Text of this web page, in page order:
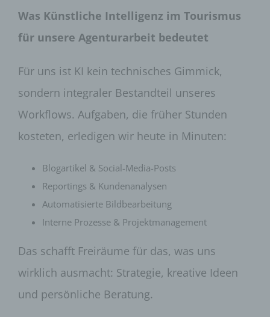
Was Künstliche Intelligenz im Tourismus
für unsere Agenturarbeit bedeutet
Für uns ist KI kein technisches Gimmick,
sondern integraler Bestandteil unseres
Workflows. Aufgaben, die früher Stunden
kosteten, erledigen wir heute in Minuten:
Blogartikel & Social-Media-Posts
Reportings & Kundenanalysen
Automatisierte Bildbearbeitung
Interne Prozesse & Projektmanagement
Das schafft Freiräume für das, was uns
wirklich ausmacht: Strategie, kreative Ideen
und persönliche Beratung.